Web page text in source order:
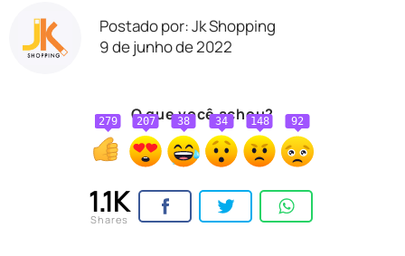
Postado por: Jk Shopping
9 de junho de 2022
O que você achou?
279 207 38 34 148 92
1.1K
Shares